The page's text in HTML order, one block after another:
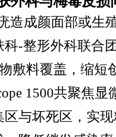
造成颜面部或生
-整形外科联合
敷料覆盖，缩短
1500共聚焦显
区与坏死区，实